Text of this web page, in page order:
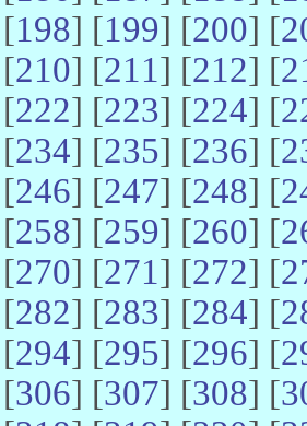
198] [199] [200] [
210] [211] [212] [
222] [223] [224] [
234] [235] [236] [
246] [247] [248] [
258] [259] [260] [
270] [271] [272] [
282] [283] [284] [
294] [295] [296] [
306] [307] [308] [